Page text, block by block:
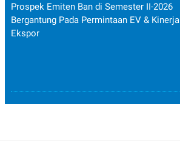
Prospek Emiten Ban di Semester II-2026
Bergantung Pada Permintaan EV & Kinerja
Ekspor